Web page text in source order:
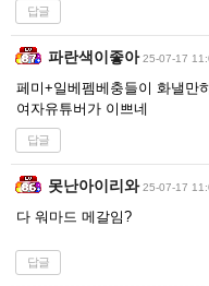
답글
파란색이좋아 25-07-17
페미+일베펨베충들이 화낼만
여자유튜버가 이쁘네
답글
못난아이리와 25-07-17
다 워마드 메갈임?
답글